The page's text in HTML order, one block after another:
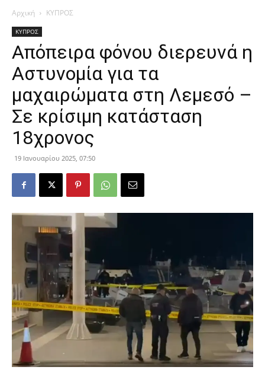
Αρχική ΚΥΠΡΟΣ
ΚΥΠΡΟΣ
Απόπειρα φόνου διερευνά η
Αστυνομία για τα
μαχαιρώματα στη Λεμεσό –
Σε κρίσιμη κατάσταση
18χρονος
19 Ιανουαρίου 2025, 07:50